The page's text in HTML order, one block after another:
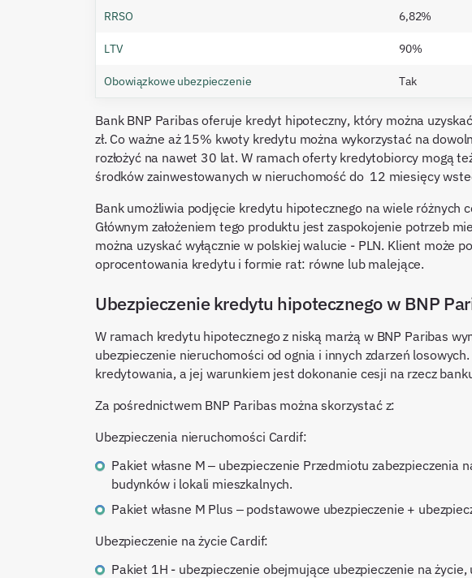
RRSO 6,82%
LTV 90%
Obowiązkowe ubezpieczenie Tak
Bank BNP Paribas oferuje kredyt hipoteczny, który można
zł. Co ważne aż 15% kwoty kredytu można wykorzystać na
rozłożyć na nawet 30 lat. W ramach oferty kredytobiorcy mogą
środków zainwestowanych w nieruchomość do 12 miesięcy
Bank umożliwia podjęcie kredytu hipotecznego na wiele różnych
Głównym założeniem tego produktu jest zaspokojenie potrzeb
można uzyskać wyłącznie w polskiej walucie - PLN. Klient może
oprocentowania kredytu i formie rat: równe lub malejące.
Ubezpieczenie kredytu hipotecznego w BNP
W ramach kredytu hipotecznego z niską marżą w BNP Paribas
ubezpieczenie nieruchomości od ognia i innych zdarzeń
kredytowania, a jej warunkiem jest dokonanie cesji na rzecz
Za pośrednictwem BNP Paribas można skorzystać z:
Ubezpieczenia nieruchomości Cardif:
Pakiet własne M – ubezpieczenie Przedmiotu zabezpieczenia na podstawie umowy ubezpieczenia
budynków i lokali mieszkalnych.
Pakiet własne M Plus – podstawowe ubezpieczenie +
Ubezpieczenie na życie Cardif:
Pakiet 1H - ubezpieczenie obejmujące ubezpieczenie na życie, ubezpieczenie od trwałej i całkowitej